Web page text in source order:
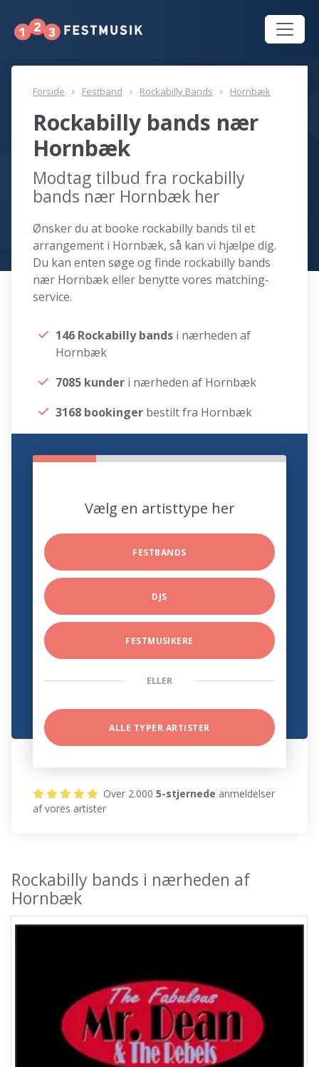
Forside Festband Rockabilly Bands Hornbæk
Rockabilly bands nær
Hornbæk
Modtag tilbud fra rockabilly
bands nær Hornbæk her
Ønsker du at booke rockabilly bands til et
arrangement i Hornbæk, så kan vi hjælpe dig.
Du kan enten søge og finde rockabilly bands
nær Hornbæk eller benytte vores matching-
service.
146 Rockabilly bands i nærheden af
Hornbæk
7085 kunder i nærheden af Hornbæk
3168 bookinger bestilt fra Hornbæk
Vælg en artisttype her
FESTBANDS
DJS
FESTMUSIKERE
ELLER
ALLE TYPER ARTISTER
Over 2.0005-stjernede anmeldelser
af vores artister
Rockabilly bands i nærheden af
Hornbæk